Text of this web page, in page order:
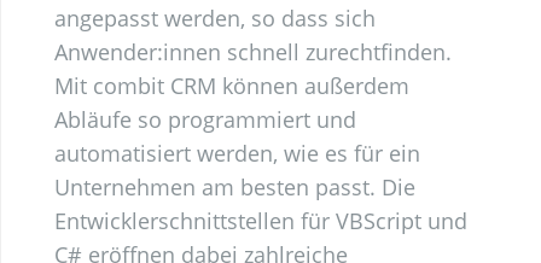
angepasst werden, so dass sich
Anwender:innen schnell zurechtfinden.
Mit combit CRM können außerdem
Abläufe so programmiert und
automatisiert werden, wie es für ein
Unternehmen am besten passt. Die
Entwicklerschnittstellen für VBScript und
C# eröffnen dabei zahlreiche